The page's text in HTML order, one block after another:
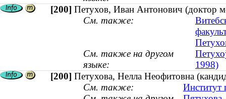
[200] Петухов, Иван Антонович (доктор
См. также:
См. также на другом
языке:
1998)
[200] Петухова, Нелла Неофитовна
См. также:
Институт